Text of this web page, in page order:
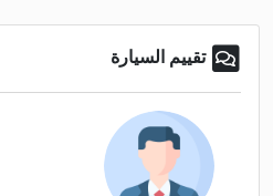
تقييم السيارة